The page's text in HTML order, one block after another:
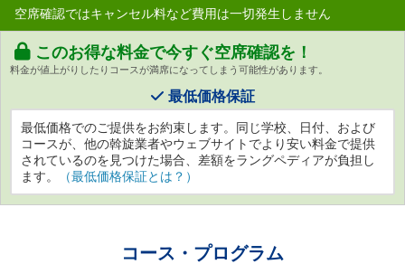
空席確認ではキャンセル料など費用は一切発生しません
このお得な料金で今すぐ空席確認を！
料金が値上がりしたりコースが満席になってしまう可能性があります。
最低価格保証
最低価格でのご提供をお約束します。同じ学校、日付、および
コースが、他の斡旋業者やウェブサイトでより安い料金で提供
されているのを見つけた場合、差額をラングペディアが負担し
ます。
（最低価格保証とは？）
コース・プログラム